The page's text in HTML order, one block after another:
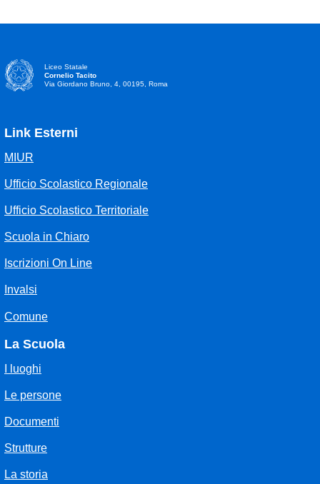
Liceo Statale
Cornelio Tacito
Via Giordano Bruno, 4, 00195, Roma
Link Esterni
MIUR
Ufficio Scolastico Regionale
Ufficio Scolastico Territoriale
Scuola in Chiaro
Iscrizioni On Line
Invalsi
Comune
La Scuola
I luoghi
Le persone
Documenti
Strutture
La storia